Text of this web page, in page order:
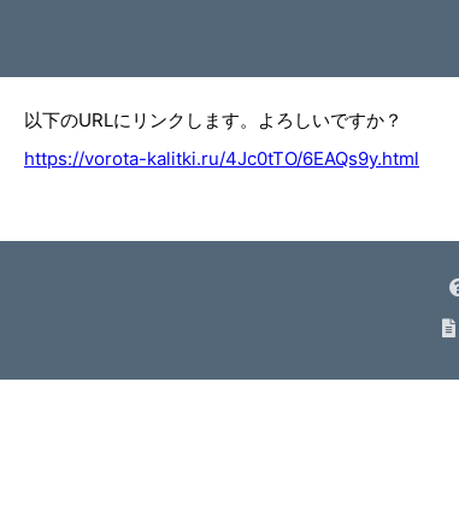
以下のURLにリンクします。よろしいですか？
https://vorota-kalitki.ru/4Jc0tTO/6EAQs9y.html